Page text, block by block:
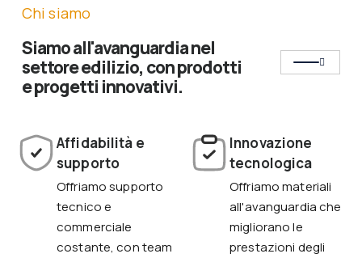
Chi siamo
Siamo all'avanguardia nel
settore edilizio, con prodotti
e progetti innovativi.
Affidabilità e
supporto
Offriamo supporto
tecnico e
commerciale
costante, con team
Innovazione
tecnologica
Offriamo materiali
all'avanguardia che
migliorano le
prestazioni degli